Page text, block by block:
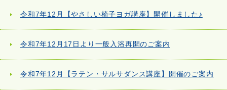
令和7年12月【やさしい椅子ヨガ講座】開催しました♪
令和7年12月17日より一般入浴再開のご案内
令和7年12月【ラテン・サルサダンス講座】開催のご案内